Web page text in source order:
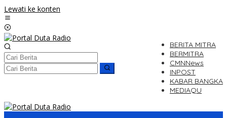
Lewati ke konten
BERITA MITRA
BERMITRA
CMNNews
INPOST
KABAR BANGKA
MEDIAQU